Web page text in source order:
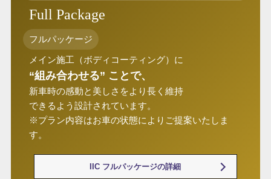
Full Package
フルパッケージ
メイン施工（ボディコーティング）に
“組み合わせる” ことで、
新車時の感動と美しさをより長く維持
できるよう設計されています。
※プラン内容はお車の状態によりご提案いたしま
す。
IIC フルパッケージの詳細